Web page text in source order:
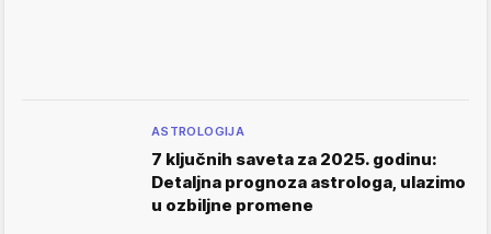
ASTROLOGIJA
7 ključnih saveta za 2025. godinu:
Detaljna prognoza astrologa, ulazimo
u ozbiljne promene